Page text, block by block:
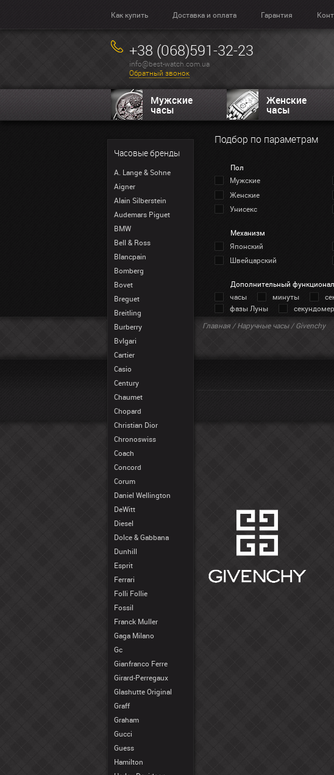
Как купить Доставка и оплата Гарантия
+38 (068)591-32-23
info@best-watch.com.ua
Обратный звонок
Мужские
часы
Женские
часы
Часовые бренды
A. Lange & Sohne
Aigner
Alain Silberstein
Audemars Piguet
BMW
Bell & Ross
Blancpain
Bomberg
Bovet
Breguet
Breitling
Burberry
Bvlgari
Cartier
Casio
Century
Chaumet
Chopard
Christian Dior
Chronoswiss
Coach
Concord
Corum
Daniel Wellington
DeWitt
Diesel
Dolce & Gabbana
Dunhill
Esprit
Ferrari
Folli Follie
Fossil
Franck Muller
Gaga Milano
Gc
Gianfranco Ferre
Girard-Perregaux
Glashutte Original
Graff
Graham
Gucci
Guess
Hamilton
Подбор по параметрам
Пол
Мужские
Женские
Унисекс
Механизм
Японский
Швейцарский
Дополнительный функционал
часы
минуты
фазы Луны
секундомер
Главная /Наручные часы/ Givenchy